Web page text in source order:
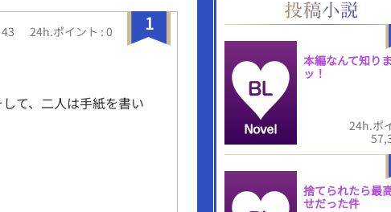
1
24h.ポイント : 0
て、二人は手紙を書い
本編なんて知り
ッ！
24h.ポ
捨てられたら最
せだった件